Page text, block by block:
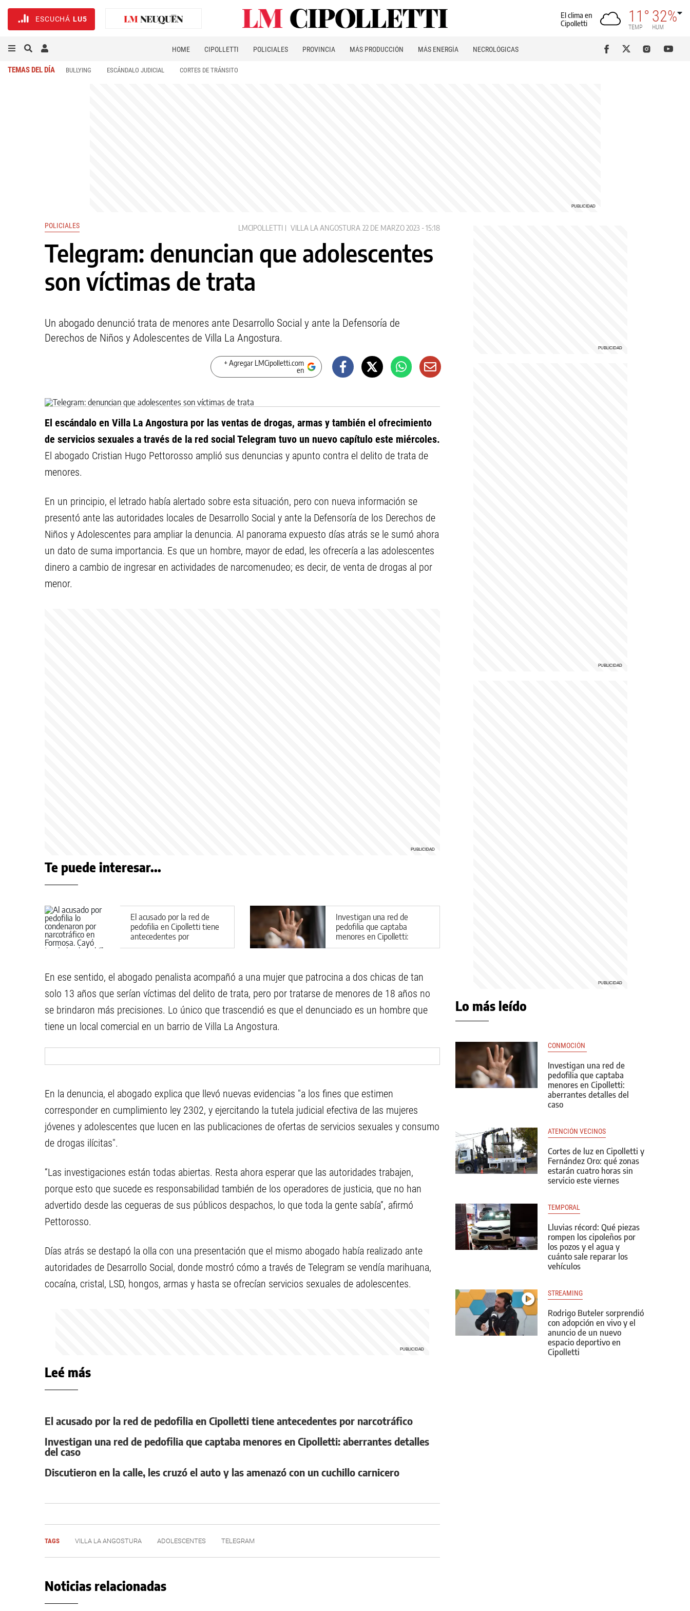
ESCUCHÁ LU5
El clima en
Cipolletti
11°
TEMP
32%
HUM
HOME CIPOLLETTI POLICIALES PROVINCIA MÁS PRODUCCIÓN MÁS ENERGÍA NECROLÓGICAS
TEMAS DEL DÍA BULLYING ESCÁNDALO JUDICIAL CORTES DE TRÁNSITO
POLICIALES LMCIPOLLETTI VILLA LA ANGOSTURA 22 DE MARZO 2023 - 15:18
Telegram: denuncian que adolescentes
son víctimas de trata
Un abogado denunció trata de menores ante Desarrollo Social y ante la Defensoría de
Derechos de Niños y Adolescentes de Villa La Angostura.
+ Agregar LMCipolletti.com
en
El escándalo en Villa La Angostura por las ventas de drogas, armas y también el ofrecimiento
de servicios sexuales a través de la red social Telegram tuvo un nuevo capítulo este miércoles.
El abogado Cristian Hugo Pettorosso amplió sus denuncias y apunto contra el delito de trata de
menores.
En un principio, el letrado había alertado sobre esta situación, pero con nueva información se
presentó ante las autoridades locales de Desarrollo Social y ante la Defensoría de los Derechos de
Niños y Adolescentes para ampliar la denuncia. Al panorama expuesto días atrás se le sumó ahora
un dato de suma importancia. Es que un hombre, mayor de edad, les ofrecería a las adolescentes
dinero a cambio de ingresar en actividades de narcomenudeo; es decir, de venta de drogas al por
menor.
Te puede interesar...
El acusado por la red de
pedofilia en Cipolletti tiene
antecedentes por
narcotráfico
Investigan una red de
pedofilia que captaba
menores en Cipolletti:
aberrantes detalles del caso
En ese sentido, el abogado penalista acompañó a una mujer que patrocina a dos chicas de tan
solo 13 años que serían víctimas del delito de trata, pero por tratarse de menores de 18 años no
se brindaron más precisiones. Lo único que trascendió es que el denunciado es un hombre que
tiene un local comercial en un barrio de Villa La Angostura.
En la denuncia, el abogado explica que llevó nuevas evidencias "a los fines que estimen
corresponder en cumplimiento ley 2302, y ejercitando la tutela judicial efectiva de las mujeres
jóvenes y adolescentes que lucen en las publicaciones de ofertas de servicios sexuales y consumo
de drogas ilícitas".
“Las investigaciones están todas abiertas. Resta ahora esperar que las autoridades trabajen,
porque esto que sucede es responsabilidad también de los operadores de justicia, que no han
advertido desde las cegueras de sus públicos despachos, lo que toda la gente sabía”, afirmó
Pettorosso.
Días atrás se destapó la olla con una presentación que el mismo abogado había realizado ante
autoridades de Desarrollo Social, donde mostró cómo a través de Telegram se vendía marihuana,
cocaína, cristal, LSD, hongos, armas y hasta se ofrecían servicios sexuales de adolescentes.
Leé más
El acusado por la red de pedofilia en Cipolletti tiene antecedentes por narcotráfico
Investigan una red de pedofilia que captaba menores en Cipolletti: aberrantes detalles
del caso
Discutieron en la calle, les cruzó el auto y las amenazó con un cuchillo carnicero
TAGS VILLA LA ANGOSTURA ADOLESCENTES TELEGRAM
Noticias relacionadas
Lo más leído
CONMOCIÓN
Investigan una red de
pedofilia que captaba
menores en Cipolletti:
aberrantes detalles del
caso
ATENCIÓN VECINOS
Cortes de luz en Cipolletti y
Fernández Oro: qué zonas
estarán cuatro horas sin
servicio este viernes
TEMPORAL
Lluvias récord: Qué piezas
rompen los cipoleños por
los pozos y el agua y
cuánto sale reparar los
vehículos
STREAMING
Rodrigo Buteler sorprendió
con adopción en vivo y el
anuncio de un nuevo
espacio deportivo en
Cipolletti